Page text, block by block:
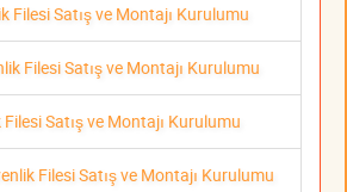
Filesi Satış ve Montajı Kurulumu
Filesi Satış ve Montajı Kurulumu
Satış ve Montajı Kurulumu
Filesi Satış ve Montajı Kurulumu